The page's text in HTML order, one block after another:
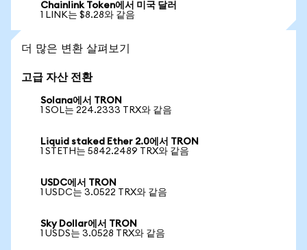
Chainlink Token에서 미국 달러
1 LINK는 $8.28와 같음
더 많은 변환 살펴보기
고급 자산 전환
Solana에서 TRON
1 SOL는 224.2333 TRX와 같음
Liquid staked Ether 2.0에서 TRON
1 STETH는 5842.2489 TRX와 같음
USDC에서 TRON
1 USDC는 3.0522 TRX와 같음
Sky Dollar에서 TRON
1 USDS는 3.0528 TRX와 같음